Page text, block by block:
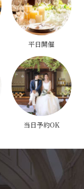
平日開催
当日予約OK